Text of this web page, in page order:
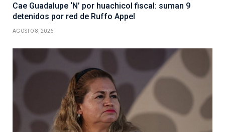
Cae Guadalupe ‘N’ por huachicol fiscal: suman 9
detenidos por red de Ruffo Appel
AGOSTO 8, 2026